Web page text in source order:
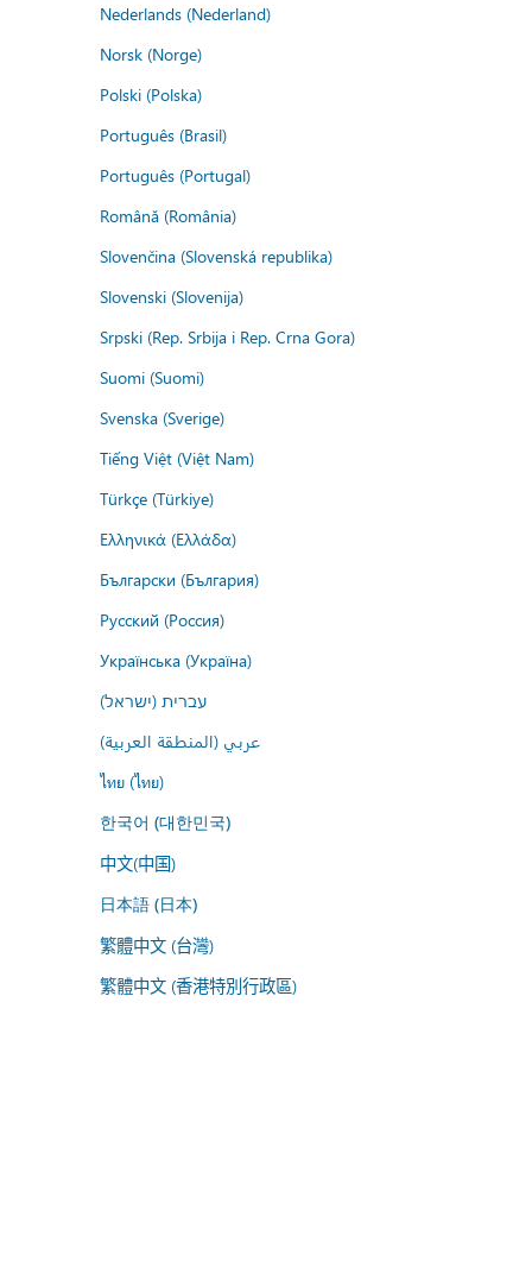
Nederlands (Nederland)
Norsk (Norge)
Polski (Polska)
Português (Brasil)
Português (Portugal)
Română (România)
Slovenčina (Slovenská republika)
Slovenski (Slovenija)
Srpski (Rep. Srbija i Rep. Crna Gora)
Suomi (Suomi)
Svenska (Sverige)
Tiếng Việt (Việt Nam)
Türkçe (Türkiye)
Ελληνικά (Ελλάδα)
Български (България)
Русский (Россия)
Українська (Україна)
עברית (ישראל)
عربي (المنطقة العربية)
ไทย (ไทย)
한국어 (대한민국)
中文(中国)
日本語 (日本)
繁體中文 (台灣)
繁體中文 (香港特別行政區)